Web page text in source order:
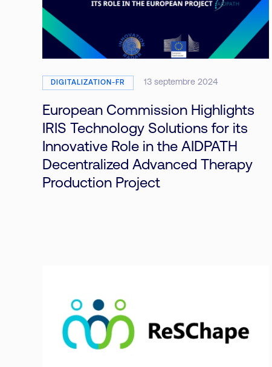
DIGITALIZATION-FR 13 septembre 2024
European Commission Highlights
IRIS Technology Solutions for its
Innovative Role in the AIDPATH
Decentralized Advanced Therapy
Production Project